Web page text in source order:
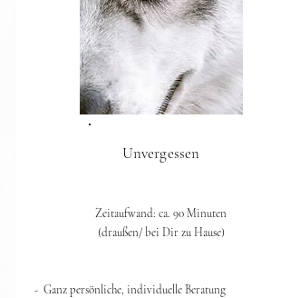
Unvergessen
Zeitaufwand: ca. 90 Minuten
(draußen/ bei Dir zu Hause)​
- Ganz persönliche, individuelle Beratung